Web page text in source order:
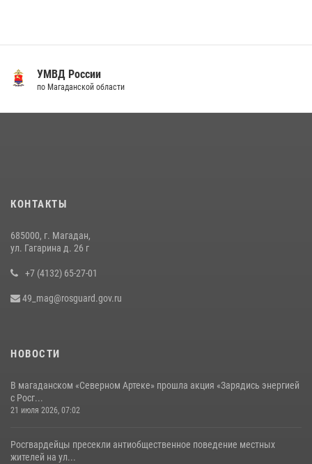
Магаданские "Ястребы" стали победителями "Зарницы 2.0" на
15 июля 2026, 04:34
УМВД России
по Магаданской области
КОНТАКТЫ
685000, г. Магадан,
ул. Гагарина д. 26 г
+7 (4132) 65-27-01
49_mag@rosguard.gov.ru
НОВОСТИ
В магаданском «Северном Артеке» прошла акция «Зарядись энергией
с Росг...
21 июля 2026, 07:02
Росгвардейцы пресекли антиобщественное поведение местных
жителей на ул...